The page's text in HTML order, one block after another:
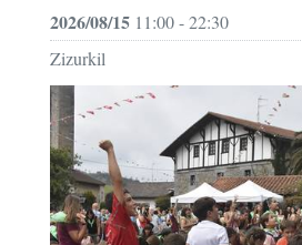
2026/08/15 11:00 - 22:30
Zizurkil